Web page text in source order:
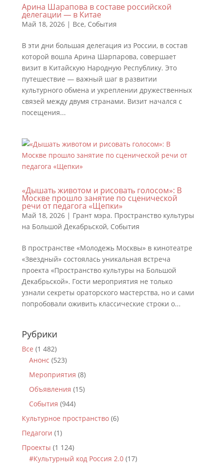
Арина Шарапова в составе российской
делегации — в Китае
Май 18, 2026| Все, События
В эти дни большая делегация из России, в состав
которой вошла Арина Шарпарова, совершает
визит в Китайскую Народную Республику. Это
путешествие — важный шаг в развитии
культурного обмена и укреплении дружественных
связей между двумя странами. Визит начался с
посещения...
«Дышать животом и рисовать голосом»: В
Москве прошло занятие по сценической
речи от педагога «Щепки»
Май 18, 2026| Грант мэра. Пространство культуры
на Большой Декабрьской, События
В пространстве «Молодежь Москвы» в кинотеатре
«Звездный» состоялась уникальная встреча
проекта «Пространство культуры на Большой
Декабрьской». Гости мероприятия не только
узнали секреты ораторского мастерства, но и сами
попробовали оживить классические строки о...
Рубрики
Все (1 482)
Анонс (523)
Мероприятия (8)
Объявления (15)
События (944)
Культурное пространство(6)
Педагоги (1)
Проекты (1 124)
#Культурный код Россия 2.0(17)